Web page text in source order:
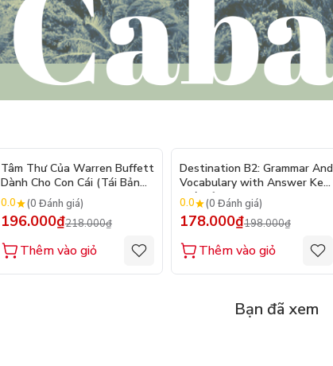
- 10%
Tâm Thư Của Warren Buffett
Dành Cho Con Cái (Tái Bản
2026)
0.0 (0 Đánh giá)
196.000₫218.000₫
Thêm vào giỏ
- 10%
Destination B2: Grammar And
Vocabulary with Answer Key
(Tái Bản 2025)
0.0 (0 Đánh giá)
178.000₫198.000₫
Thêm vào giỏ
Bạn đã xem